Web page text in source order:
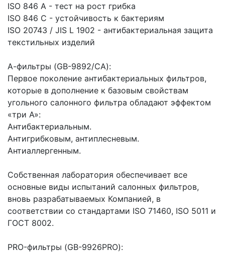
ISO 846 A - тест на рост грибка
ISO 846 C - устойчивость к бактериям
ISO 20743 / JIS L 1902 - антибактериальная защита
текстильных изделий
А-фильтры (GB-9892/CA):
Первое поколение антибактериальных фильтров,
которые в дополнение к базовым свойствам
угольного салонного фильтра обладают эффектом
«три А»:
Антибактериальным.
Антигрибковым, антиплесневым.
Антиаллергенным.
Собственная лаборатория обеспечивает все
основные виды испытаний салонных фильтров,
вновь разрабатываемых Компанией, в
соответствии со стандартами ISO 71460, ISO 5011 и
ГОСТ 8002.
PRO-фильтры (GB-9926PRO):